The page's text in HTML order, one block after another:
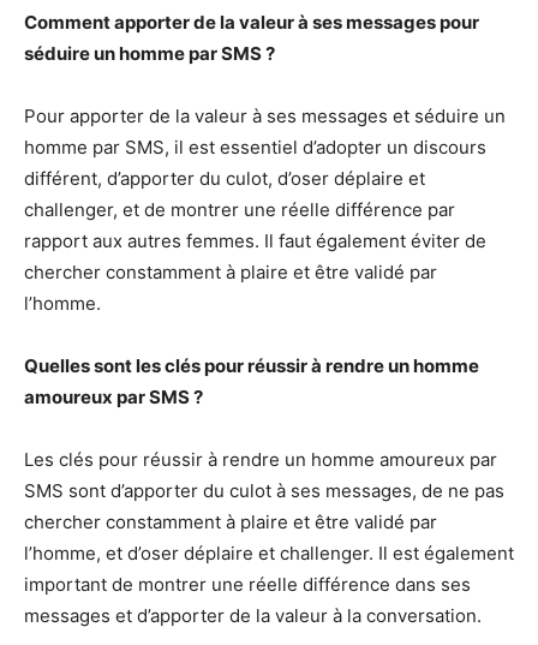
Comment apporter de la valeur à ses messages pour
séduire un homme par SMS ?
Pour apporter de la valeur à ses messages et séduire un
homme par SMS, il est essentiel d’adopter un discours
différent, d’apporter du culot, d’oser déplaire et
challenger, et de montrer une réelle différence par
rapport aux autres femmes. Il faut également éviter de
chercher constamment à plaire et être validé par
l’homme.
Quelles sont les clés pour réussir à rendre un homme
amoureux par SMS ?
Les clés pour réussir à rendre un homme amoureux par
SMS sont d’apporter du culot à ses messages, de ne pas
chercher constamment à plaire et être validé par
l’homme, et d’oser déplaire et challenger. Il est également
important de montrer une réelle différence dans ses
messages et d’apporter de la valeur à la conversation.